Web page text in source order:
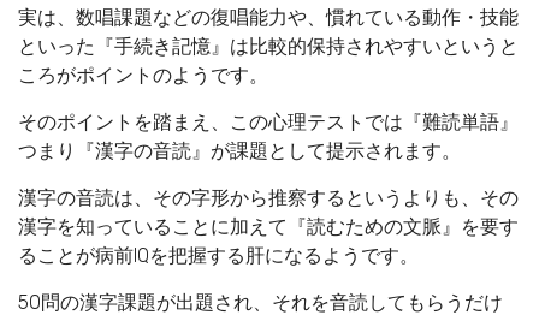
実は、数唱課題などの復唱能力や、慣れている動作・技能
といった『手続き記憶』は比較的保持されやすいというと
ころがポイントのようです。
そのポイントを踏まえ、この心理テストでは『難読単語』
つまり『漢字の音読』が課題として提示されます。
漢字の音読は、その字形から推察するというよりも、その
漢字を知っていることに加えて『読むための文脈』を要す
ることが病前IQを把握する肝になるようです。
50問の漢字課題が出題され、それを音読してもらうだけ